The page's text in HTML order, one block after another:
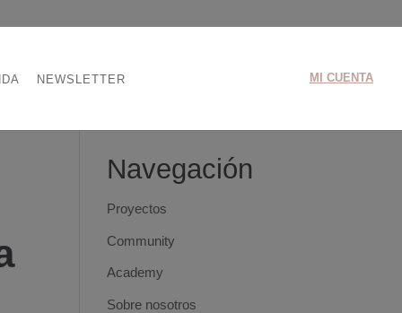
NEWSLETTER MI CUENTA
Navegación
Proyectos
Community
Academy
Sobre nosotros